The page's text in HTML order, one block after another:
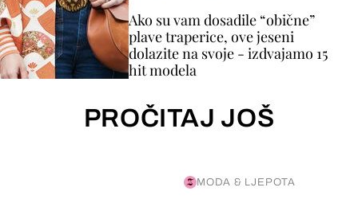
Ako su vam dosadile “obične”
plave traperice, ove jeseni
dolazite na svoje - izdvajamo 15
hit modela
PROČITAJ JOŠ
MODA & LJEPOTA